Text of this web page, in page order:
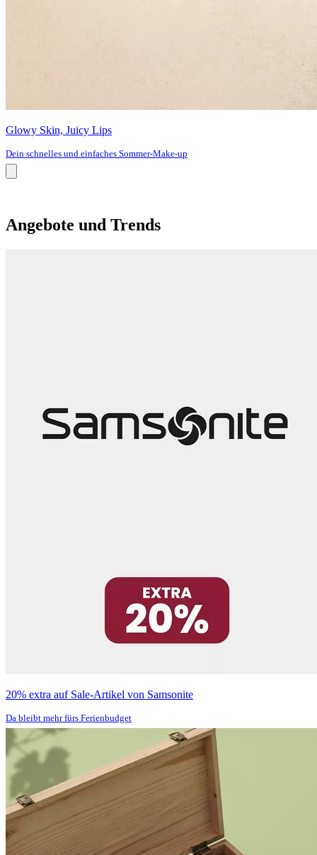
Glowy Skin, Juicy Lips
Dein schnelles und einfaches Sommer-Make-up
Angebote und Trends
20% extra auf Sale-Artikel von Samsonite
Da bleibt mehr fürs Ferienbudget